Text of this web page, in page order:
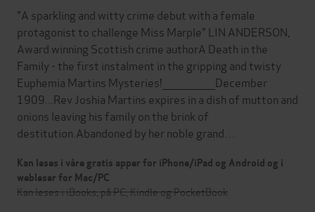
"A sparkling and witty crime debut with a female
protagonist to challenge Miss Marple" LIN ANDERSON,
Award winning Scottish crime authorA Death in the
Family - the first instalment in the gripping and twisty
Euphemia Martins Mysteries!_______________December
1909...Rev Joshia Martins expires in a dish of mutton and
onions leaving his family on the brink of
destitution.Abandoned by her noble grand…
Kan leses i våre gratis apper for iPhone/iPad og Android og i
webleser for Mac/PC
Kan leses i iBooks, på PC, Kindle og PocketBook